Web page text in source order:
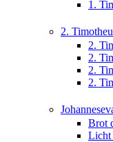
1.
2.
2.
2.
2.
2.
Brot
Licht